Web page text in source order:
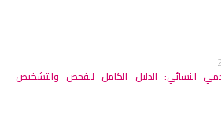
النسائي: الدليل الكامل للفحص والتشخيص